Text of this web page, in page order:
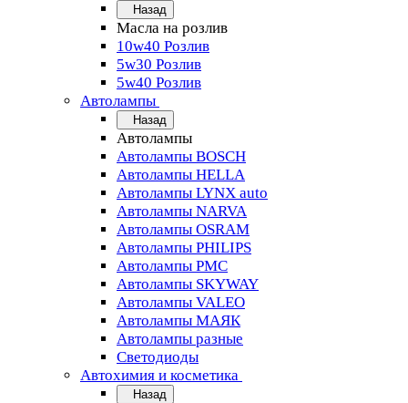
Назад
Масла на розлив
10w40 Розлив
5w30 Розлив
5w40 Розлив
Автолампы
Назад
Автолампы
Автолампы BOSCH
Автолампы HELLA
Автолампы LYNX auto
Автолампы NARVA
Автолампы OSRAM
Автолампы PHILIPS
Автолампы PMC
Автолампы SKYWAY
Автолампы VALEO
Автолампы МАЯК
Автолампы разные
Светодиоды
Автохимия и косметика
Назад